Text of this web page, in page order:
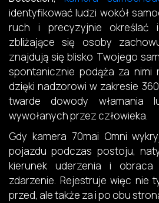
identyfikować ludzi wokół
ruch i precyzyjnie określać
zbliżające się osoby
znajdują się blisko Twojego
spontanicznie podąża za nimi
dzięki nadzorowi w zakresie
twarde dowody włamania
wywołanych przez człowieka.
Gdy kamera 70mai Omni
pojazdu podczas postoju,
kierunek uderzenia i
zdarzenie. Rejestruje więc nie
przed, ale także za i po obu